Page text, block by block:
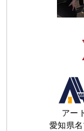
アー
愛知県